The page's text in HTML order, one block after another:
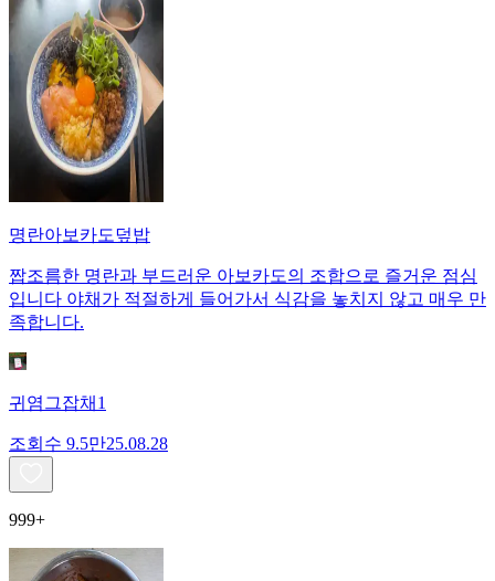
명란아보카도덮밥
짭조름한 명란과 부드러운 아보카도의 조합으로 즐거운 점심
입니다 야채가 적절하게 들어가서 식감을 놓치지 않고 매우 만
족합니다.
귀염그잡채1
조회수 9.5만25.08.28
999+